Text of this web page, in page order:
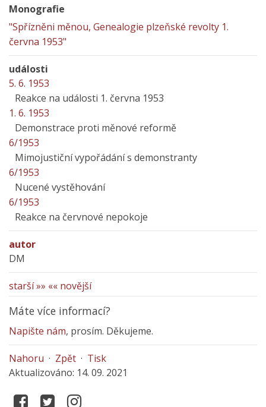
Monografie
"Spřízněni měnou, Genealogie plzeňské revolty 1.
června 1953"
události
5. 6. 1953
Reakce na události 1. června 1953
1. 6. 1953
Demonstrace proti měnové reformě
6/1953
Mimojustiční vypořádání s demonstranty
6/1953
Nucené vystěhování
6/1953
Reakce na červnové nepokoje
autor
DM
starší »» «« novější
Máte více informací?
Napište nám, prosím. Děkujeme.
Nahoru · Zpět · Tisk
Aktualizováno: 14. 09. 2021